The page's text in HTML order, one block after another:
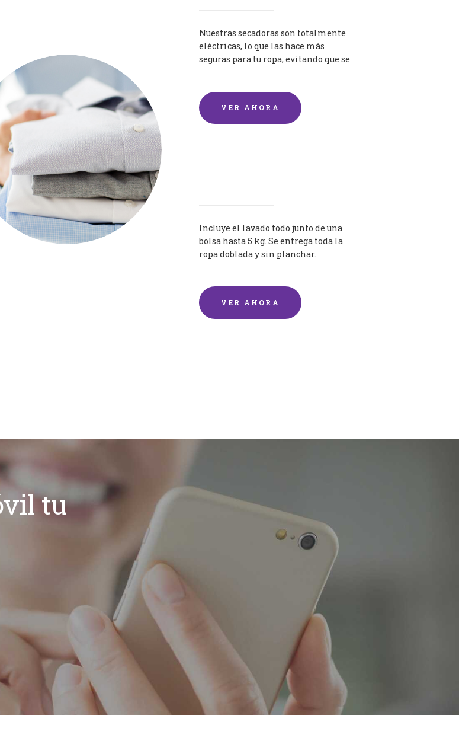
Nuestras secadoras son totalmente
eléctricas, lo que las hace más
seguras para tu ropa, evitando que se
VER AHORA
Incluye el lavado todo junto de una
bolsa hasta 5 kg. Se entrega toda la
ropa doblada y sin planchar.
VER AHORA
tu